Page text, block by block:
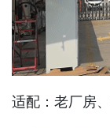
适配：老厂房